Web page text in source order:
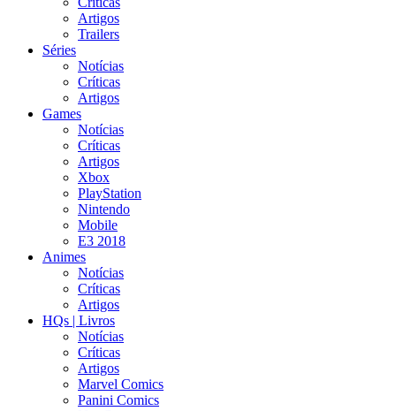
Artigos
Trailers
Séries
Notícias
Críticas
Artigos
Games
Notícias
Críticas
Artigos
Xbox
PlayStation
Nintendo
Mobile
E3 2018
Animes
Notícias
Críticas
Artigos
HQs | Livros
Notícias
Críticas
Artigos
Marvel Comics
Panini Comics